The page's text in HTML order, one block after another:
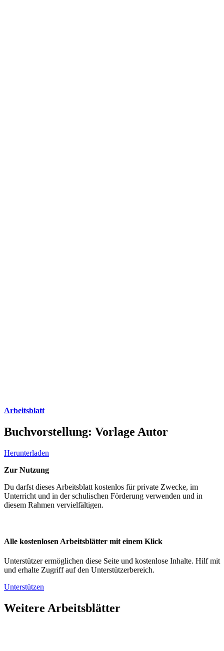
Arbeitsblatt
Buchvorstellung: Vorlage Autor
Herunterladen
Zur Nutzung
Du darfst dieses Arbeitsblatt kostenlos für private Zwecke, im
Unterricht und in der schulischen Förderung verwenden und in
diesem Rahmen vervielfältigen.
Alle kostenlosen Arbeitsblätter mit einem Klick
Unterstützer ermöglichen diese Seite und kostenlose Inhalte. Hilf mit
und erhalte Zugriff auf den Unterstützerbereich.
Unterstützen
Weitere Arbeitsblätter